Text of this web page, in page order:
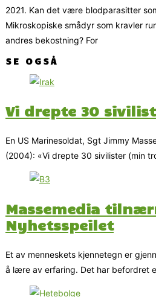
2021. Kan det være blodparasitter
Mikroskopiske smådyr som kravler
andres bekostning? For
SE OGSÅ
Vi drepte 30
En US Marinesoldat, Sgt Jimmy
(2004): «Vi drepte 30 sivilister (min
Massemedia
Nyhetsspeilet
Et av menneskets kjennetegn er
å lære av erfaring. Det har befordret